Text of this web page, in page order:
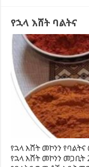
የኋላ እሸት ባልትና
የኋላ እሸት መኮንን
የኋላ እሸት መኮንን መጋቢት